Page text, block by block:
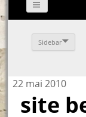
Sidebar
22 mai 2010
site